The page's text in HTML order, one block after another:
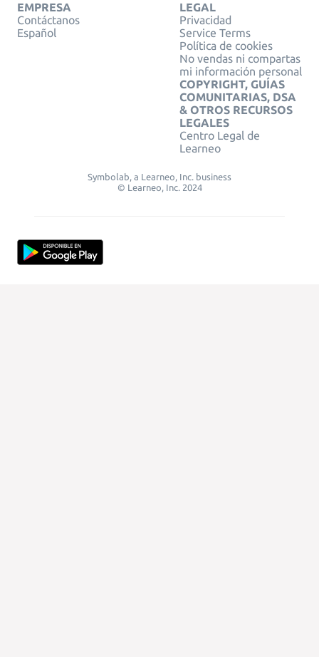
EMPRESA
Contáctanos
Español
LEGAL
Privacidad
Service Terms
Política de cookies
No vendas ni compartas
mi información personal
COPYRIGHT, GUÍAS
COMUNITARIAS, DSA
& OTROS RECURSOS
LEGALES
Centro Legal de
Learneo
Symbolab, a Learneo, Inc. business
© Learneo, Inc. 2024